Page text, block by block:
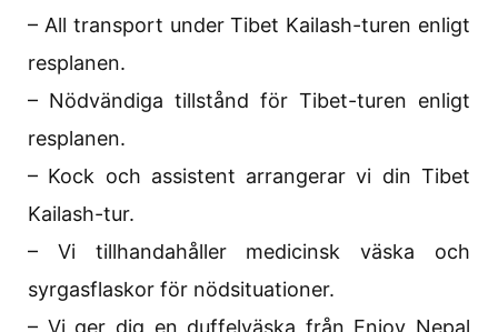
– All transport under Tibet Kailash-turen enligt
resplanen.
– Nödvändiga tillstånd för Tibet-turen enligt
resplanen.
– Kock och assistent arrangerar vi din Tibet
Kailash-tur.
– Vi tillhandahåller medicinsk väska och
syrgasflaskor för nödsituationer.
– Vi ger dig en duffelväska från Enjoy Nepal